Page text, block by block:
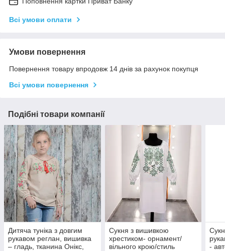
Всі умови оплати
Умови повернення
Повернення товару впродовж 14 днів за рахунок покупця
Всі умови повернення
Подібні товари компанії
Дитяча туніка з довгим
рукавом реглан, вишивка
– гладь, тканина Онікс,
Сукня з вишивкою
хрестиком- орнамент/
вільного крою/стиль
-